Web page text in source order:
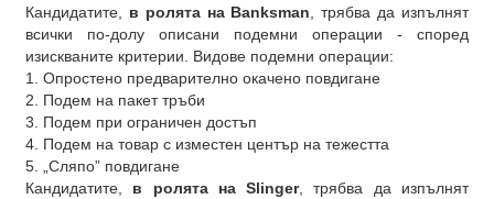
Кандидатите, в ролята на Banksman , трябва да изпълнят
всички по-долу описани подемни операции - според
изискваните критерии. Видове подемни операции:
1. Опростено предварително окачено повдигане
2. Подем на пакет тръби
3. Подем при ограничен достъп
4. Подем на товар с изместен център на тежестта
5. „Сляпо” повдигане
Кандидатите, в ролята на Slinger, трябва да изпълнят